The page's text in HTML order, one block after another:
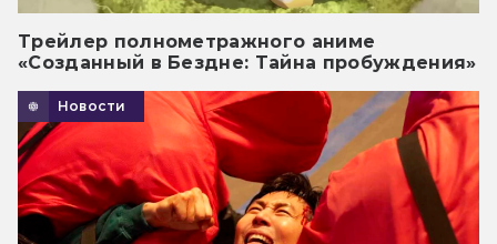
Трейлер полнометражного аниме
«Созданный в Бездне: Тайна пробуждения»
Новости